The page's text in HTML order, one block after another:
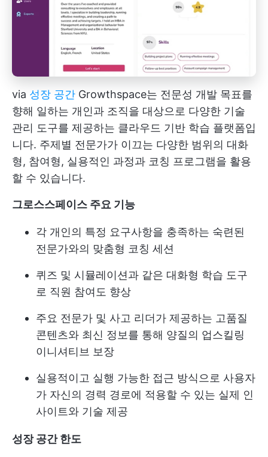
via 성장 공간 Growthspace는 전문성 개발 목표를
향해 일하는 개인과 조직을 대상으로 다양한 기술
관리 도구를 제공하는 클라우드 기반 학습 플랫폼입
니다. 주제별 전문가가 이끄는 다양한 범위의 대화
형, 참여형, 실용적인 과정과 코칭 프로그램을 활용
할 수 있습니다.
그로스스페이스 주요 기능
각 개인의 특정 요구사항을 충족하는 숙련된
전문가와의 맞춤형 코칭 세션
퀴즈 및 시뮬레이션과 같은 대화형 학습 도구
로 직원 참여도 향상
주요 전문가 및 사고 리더가 제공하는 고품질
콘텐츠와 최신 정보를 통해 양질의 업스킬링
이니셔티브 보장
실용적이고 실행 가능한 접근 방식으로 사용자
가 자신의 경력 경로에 적용할 수 있는 실제 인
사이트와 기술 제공
성장 공간 한도